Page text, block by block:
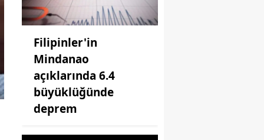
Filipinler'in
Mindanao
açıklarında 6.4
büyüklüğünde
deprem